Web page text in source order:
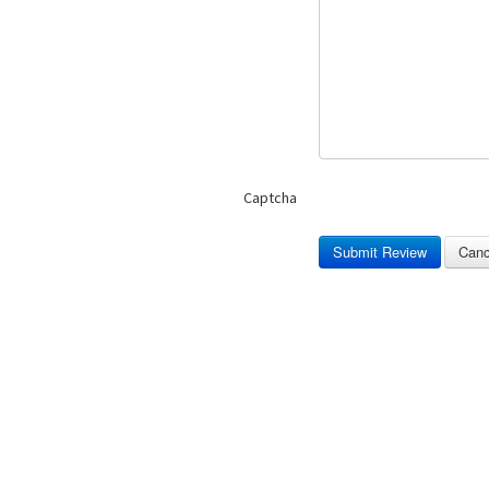
Captcha
Submit Review